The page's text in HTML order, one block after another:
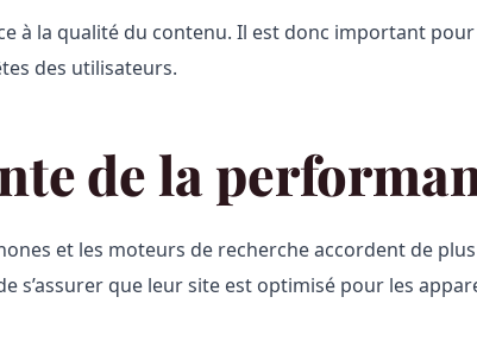
à la qualité du contenu. Il est donc important
des utilisateurs.
de la
et les moteurs de recherche accordent de
que leur site est optimisé pour les